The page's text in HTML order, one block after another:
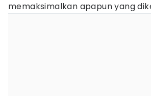
memaksimalkan apapun yang